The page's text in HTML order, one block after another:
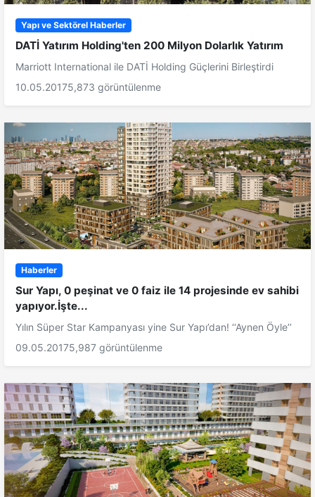
Yapı ve Sektörel Haberler
DATİ Yatırım Holding'ten 200 Milyon Dolarlık Yatırım
Marriott International ile DATİ Holding Güçlerini Birleştirdi
10.05.20175,873 görüntülenme
Haberler
Sur Yapı, 0 peşinat ve 0 faiz ile 14 projesinde ev sahibi
yapıyor.İşte...
Yılın Süper Star Kampanyası yine Sur Yapı’dan! ‘‘Aynen Öyle’’
09.05.20175,987 görüntülenme